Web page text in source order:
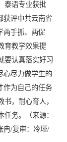
泰语专业获批
获评中共云南省
两手抓、两促
育教学效果提
要认真落实好习
心尽力做学生的
作为自己的任务
，耐心育人，
务。（来源：
冉/复审：冷瑾/